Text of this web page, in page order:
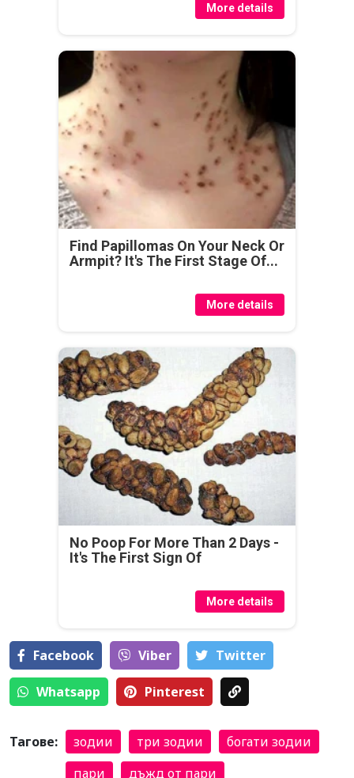
More details
Find Papillomas On Your Neck Or
Armpit? It's The First Stage Of...
More details
No Poop For More Than 2 Days -
It's The First Sign Of
More details
Facebook Viber Тwitter
Whatsapp Pinterest
Тагове: зодии три зодии
богати зодии
пари
дъжд от пари